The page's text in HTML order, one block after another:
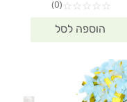
₪438.30.
☆
☆
☆
☆
☆
(0)